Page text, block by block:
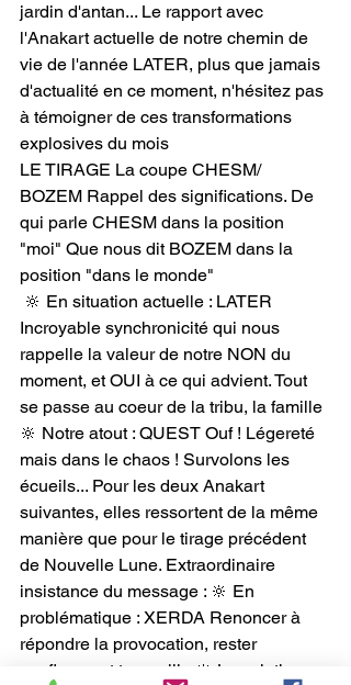
jardin d'antan... Le rapport avec
l'Anakart actuelle de notre chemin de
vie de l'année LATER, plus que jamais
d'actualité en ce moment, n'hésitez pas
à témoigner de ces transformations
explosives du mois
LE TIRAGE La coupe CHESM/
BOZEM Rappel des significations. De
qui parle CHESM dans la position
"moi" Que nous dit BOZEM dans la
position "dans le monde"
🔆 En situation actuelle : LATER
Incroyable synchronicité qui nous
rappelle la valeur de notre NON du
moment, et OUI à ce qui advient. Tout
se passe au coeur de la tribu, la famille
🔆 Notre atout : QUEST Ouf ! Légereté
mais dans le chaos ! Survolons les
écueils... Pour les deux Anakart
suivantes, elles ressortent de la même
manière que pour le tirage précédent
de Nouvelle Lune. Extraordinaire
insistance du message : 🔆 En
problématique : XERDA Renoncer à
répondre la provocation, rester
confiance et tranquille 🔆 La solution :